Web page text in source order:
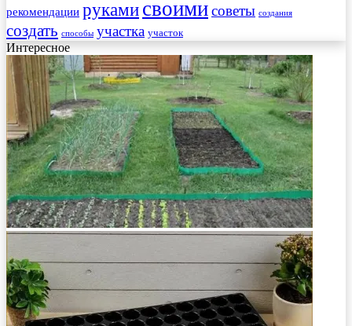
рекомендации руками своимисоветы создания
создать способы участка участок
Интересное